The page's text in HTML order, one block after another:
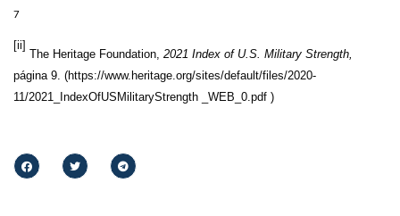
7
[ii]
The Heritage Foundation, 2021 Index of U.S. Military Strength,
página 9. (https://www.heritage.org/sites/default/files/2020-
11/2021_IndexOfUSMilitaryStrength _WEB_0.pdf )